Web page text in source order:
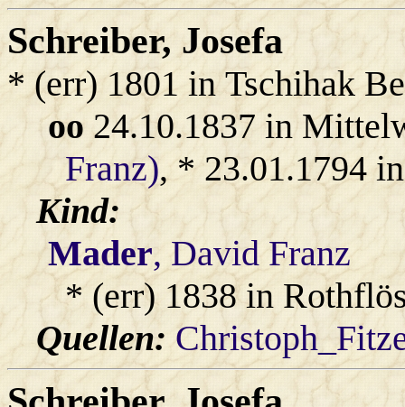
Schreiber, Josefa
* (err) 1801 in Tschihak
oo 24.10.1837 in
Franz), * 23.01.1794
Kind:
Mader, David Franz
* (err) 1838 in
Quellen: